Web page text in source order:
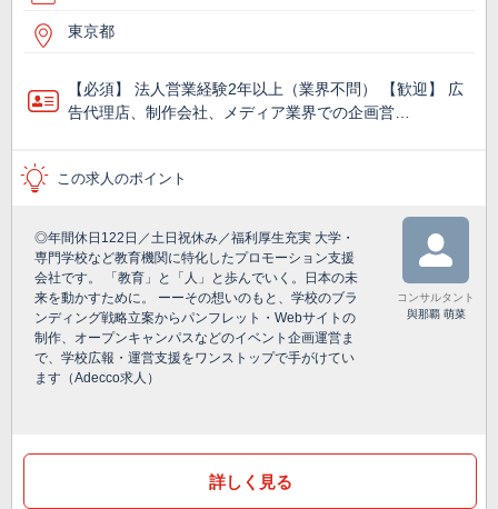
東京都
【必須】 法人営業経験2年以上（業界不問） 【歓迎】 広
告代理店、制作会社、メディア業界での企画営…
この求人のポイント
◎年間休日122日／土日祝休み／福利厚生充実 大学・
専門学校など教育機関に特化したプロモーション支援
会社です。 「教育」と「人」と歩んでいく。日本の未
来を動かすために。 ーーその想いのもと、学校のブラ
ンディング戦略立案からパンフレット・Webサイトの
制作、オープンキャンパスなどのイベント企画運営ま
で、学校広報・運営支援をワンストップで手がけてい
ます（Adecco求人）
コンサルタント
與那覇 萌菜
詳しく見る